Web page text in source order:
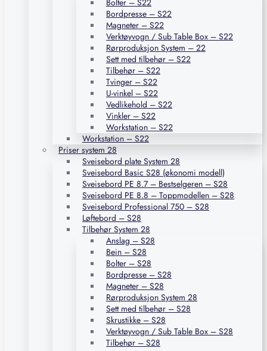
Bolter – S22
Bordpresse – S22
Magneter – S22
Verktøyvogn / Sub Table Box – S22
Rørproduksjon System – 22
Sett med tilbehør – S22
Tilbehør – S22
Tvinger – S22
U-vinkel – S22
Vedlikehold – S22
Vinkler – S22
Workstation – S22
Workstation – S22
Priser system 28
Sveisebord plate System 28
Sveisebord Basic S28 (økonomi modell)
Sveisebord PE 8.7 – Bestselgeren – S28
Sveisebord PE 8.8 – Toppmodellen – S28
Sveisebord Professional 750 – S28
Løftebord – S28
Tilbehør System 28
Anslag – S28
Bein – S28
Bolter – S28
Bordpresse – S28
Magneter – S28
Rørproduksjon System 28
Sett med tilbehør – S28
Skrustikke – S28
Verktøyvogn / Sub Table Box – S28
Tilbehør – S28